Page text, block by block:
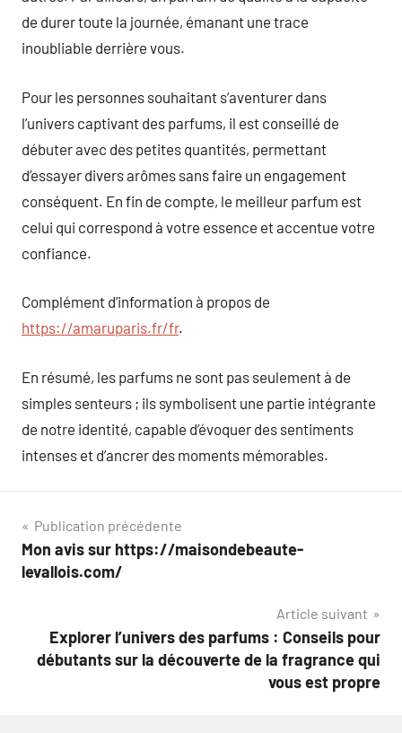
de durer toute la journée, émanant une trace
inoubliable derrière vous.
Pour les personnes souhaitant s’aventurer dans
l’univers captivant des parfums, il est conseillé de
débuter avec des petites quantités, permettant
d’essayer divers arômes sans faire un engagement
conséquent. En fin de compte, le meilleur parfum est
celui qui correspond à votre essence et accentue votre
confiance.
Complément d’information à propos de
https://amaruparis.fr/fr.
En résumé, les parfums ne sont pas seulement à de
simples senteurs ; ils symbolisent une partie intégrante
de notre identité, capable d’évoquer des sentiments
intenses et d’ancrer des moments mémorables.
Navigation
de
Publication précédente
Mon avis sur https://maisondebeaute-
levallois.com/
Article suivant
Explorer l’univers des parfums : Conseils pour
débutants sur la découverte de la fragrance qui
vous est propre